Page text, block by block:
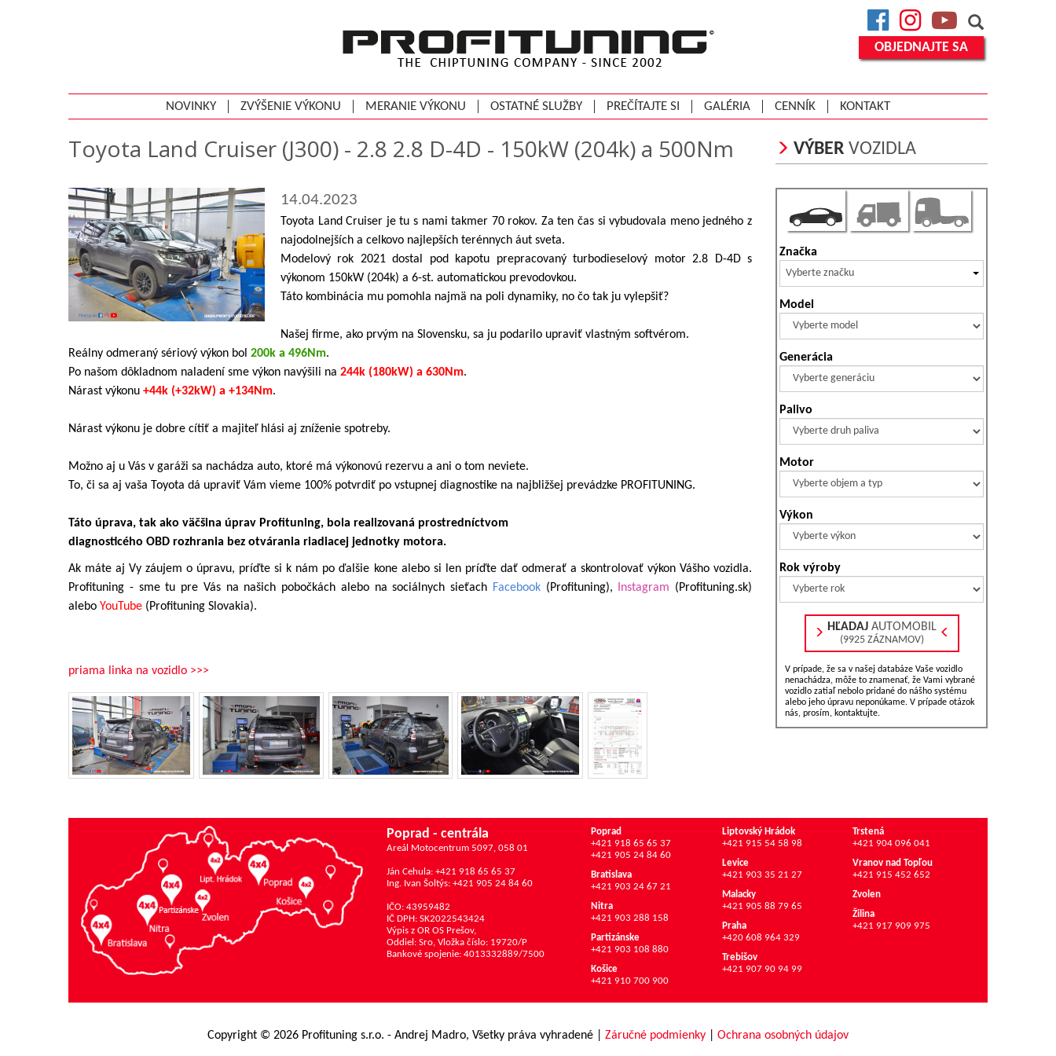
FacebookInstagramYouTube
OBJEDNAJTE SA
NOVINKY ZVÝŠENIE VÝKONU MERANIE VÝKONU OSTATNÉ SLUŽBY PREČÍTAJTE SI GALÉRIA CENNÍK KONTAKT
Toyota Land Cruiser (J300) - 2.8 2.8 D-4D - 150kW (204k) a 500Nm
14.04.2023
Toyota Land Cruiser je tu s nami takmer 70 rokov. Za ten čas si vybudovala meno jedného z
najodolnejších a celkovo najlepších terénnych áut sveta.
Modelový rok 2021 dostal pod kapotu prepracovaný turbodieselový motor 2.8 D-4D s
výkonom 150kW (204k) a 6-st. automatickou prevodovkou.
Táto kombinácia mu pomohla najmä na poli dynamiky, no čo tak ju vylepšiť?
Našej firme, ako prvým na Slovensku, sa ju podarilo upraviť vlastným softvérom.
Reálny odmeraný sériový výkon bol 200k a 496Nm.
Po našom dôkladnom naladení sme výkon navýšili na 244k (180kW) a 630Nm.
Nárast výkonu +44k (+32kW) a +134Nm.
Nárast výkonu je dobre cítiť a majiteľ hlási aj zníženie spotreby.
Možno aj u Vás v garáži sa nachádza auto, ktoré má výkonovú rezervu a ani o tom neviete.
To, či sa aj vaša Toyota dá upraviť Vám vieme 100% potvrdiť po vstupnej diagnostike na najbližšej prevádzke PROFITUNING.
Táto úprava, tak ako väčšina úprav Profituning, bola realizovaná prostredníctvom
diagnosticého OBD rozhrania bez otvárania riadiacej jednotky motora.
Ak máte aj Vy záujem o úpravu, príďte si k nám po ďalšie kone alebo si len príďte dať odmerať a skontrolovať výkon Vášho vozidla.
Profituning - sme tu pre Vás na našich pobočkách alebo na sociálnych sieťach Facebook (Profituning), Instagram (Profituning.sk)
alebo YouTube (Profituning Slovakia).
priama linka na vozidlo >>>
VÝBER VOZIDLA
Značka
Vyberte značku
Model
Generácia
Palivo
Motor
Výkon
Rok výroby
HĽADAJAUTOMOBIL
(9925 ZÁZNAMOV)
V prípade, že sa v našej databáze Vaše vozidlo
nenachádza, môže to znamenať, že Vami vybrané
vozidlo zatiaľ nebolo pridané do nášho systému
alebo jeho úpravu neponúkame. V prípade otázok
nás, prosím, kontaktujte.
Poprad - centrála
Areál Motocentrum 5097, 058 01
Ján Cehula: +421 918 65 65 37
Ing. Ivan Šoltýs: +421 905 24 84 60
IČO: 43959482
IČ DPH: SK2022543424
Výpis z OR OS Prešov,
Oddiel: Sro, Vložka číslo: 19720/P
Bankové spojenie: 4013332889/7500
Poprad
+421 918 65 65 37
+421 905 24 84 60
Bratislava
+421 903 24 67 21
Nitra
+421 903 288 158
Partizánske
+421 903 108 880
Košice
+421 910 700 900
Liptovský Hrádok
+421 915 54 58 98
Levice
+421 903 35 21 27
Malacky
+421 905 88 79 65
Praha
+420 608 964 329
Trebišov
+421 907 90 94 99
Trstená
+421 904 096 041
Vranov nad Topľou
+421 915 452 652
Zvolen
Žilina
+421 917 909 975
Copyright © 2026 Profituning s.r.o. - Andrej Madro, Všetky práva vyhradené Záručné podmienky Ochrana osobných údajov